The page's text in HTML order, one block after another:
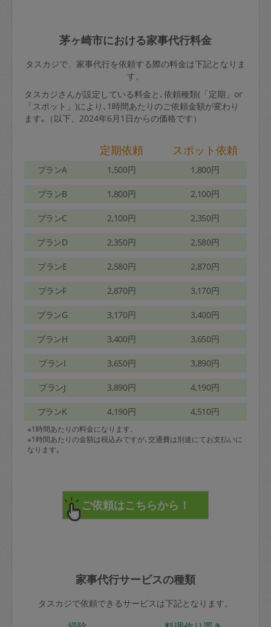
茅ヶ崎市における家事代行料金
タスカジで、家事代行を依頼する際の料金は下記となりま
す。
タスカジさんが設定している料金と､依頼種類(「定期」or
「スポット」)により､1時間あたりのご依頼金額が変わり
ます｡（以下、2024年6月1日からの価格です）
定期依頼 スポット依頼
プランA 1,500円 1,800円
プランB 1,800円 2,100円
プランC 2,100円 2,350円
プランD 2,350円 2,580円
プランE 2,580円 2,870円
プランF 2,870円 3,170円
プランG 3,170円 3,400円
プランH 3,400円 3,650円
プランI 3,650円 3,890円
プランJ 3,890円 4,190円
プランK 4,190円 4,510円
※1時間あたりの料金になります。
※1時間あたりの金額は税込みですが､交通費は別途にてお支払いに
なります｡
家事代行サービスの種類
タスカジで依頼できるサービスは下記となります。